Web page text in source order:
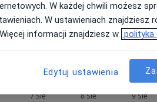
7 Sie 8 Sie
Ndz,
9 Sie
W każdej chwili możesz
W ustawieniach znajdziesz
informacji znajdziesz w polityka
Edytuj ustawienia